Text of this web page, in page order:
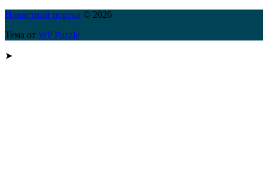
Новостной портал © 2026
Тема от WP Puzzle
➤